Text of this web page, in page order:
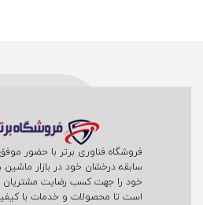
سابقه درخشان خود در بازار ماشین
خود را جهت کسب رضایت مشتریان
است تا محصولات و خدمات با